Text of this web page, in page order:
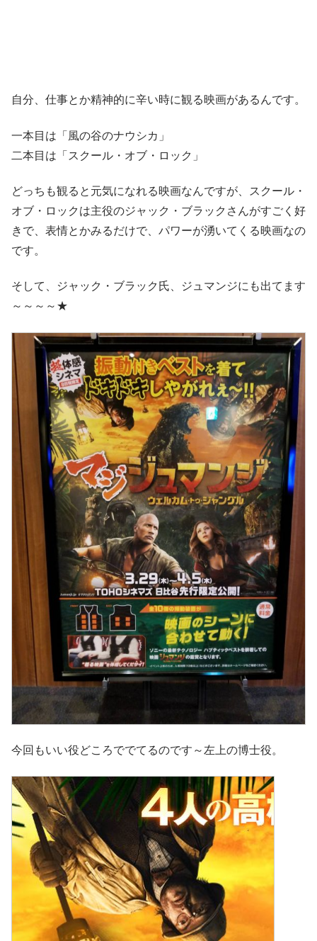
自分、仕事とか精神的に辛い時に観る映画があるんです。
一本目は「風の谷のナウシカ」
二本目は「スクール・オブ・ロック」
どっちも観ると元気になれる映画なんですが、スクール・
オブ・ロックは主役のジャック・ブラックさんがすごく好
きで、表情とかみるだけで、パワーが湧いてくる映画なの
です。
そして、ジャック・ブラック氏、ジュマンジにも出てます
～～～～★
今回もいい役どころででてるのです～左上の博士役。